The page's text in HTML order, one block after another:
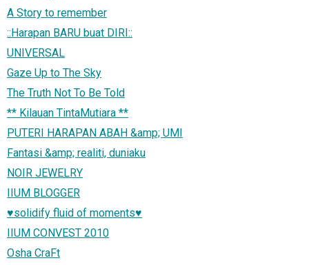
A Story to remember
::Harapan BARU buat DIRI::
UNIVERSAL
Gaze Up to The Sky
The Truth Not To Be Told
** Kilauan TintaMutiara **
PUTERI HARAPAN ABAH &amp; UMI
Fantasi &amp; realiti, duniaku
NOIR JEWELRY
IIUM BLOGGER
♥solidify fluid of moments♥
IIUM CONVEST 2010
Osha CraFt